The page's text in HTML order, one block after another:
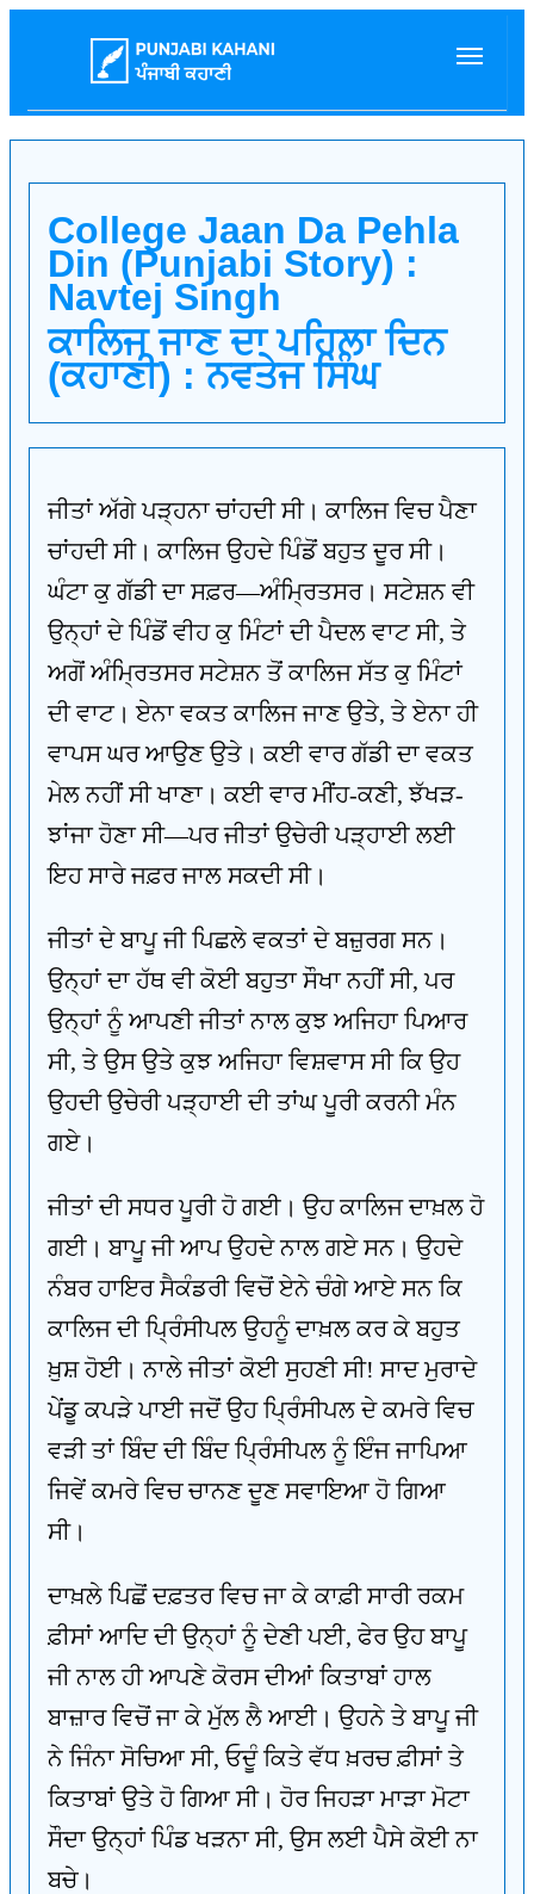
College Jaan Da Pehla
Din (Punjabi Story) :
Navtej Singh
ਕਾਲਿਜ ਜਾਣ ਦਾ ਪਹਿਲਾ ਦਿਨ
(ਕਹਾਣੀ) : ਨਵਤੇਜ ਸਿੰਘ
ਜੀਤਾਂ ਅੱਗੇ ਪੜ੍ਹਨਾ ਚਾਂਹਦੀ ਸੀ। ਕਾਲਿਜ ਵਿਚ ਪੈਣਾ
ਚਾਂਹਦੀ ਸੀ। ਕਾਲਿਜ ਉਹਦੇ ਪਿੰਡੋਂ ਬਹੁਤ ਦੂਰ ਸੀ।
ਘੰਟਾ ਕੁ ਗੱਡੀ ਦਾ ਸਫ਼ਰ—ਅੰਮ੍ਰਿਤਸਰ। ਸਟੇਸ਼ਨ ਵੀ
ਉਨ੍ਹਾਂ ਦੇ ਪਿੰਡੋਂ ਵੀਹ ਕੁ ਮਿੰਟਾਂ ਦੀ ਪੈਦਲ ਵਾਟ ਸੀ, ਤੇ
ਅਗੋਂ ਅੰਮ੍ਰਿਤਸਰ ਸਟੇਸ਼ਨ ਤੋਂ ਕਾਲਿਜ ਸੱਤ ਕੁ ਮਿੰਟਾਂ
ਦੀ ਵਾਟ। ਏਨਾ ਵਕਤ ਕਾਲਿਜ ਜਾਣ ਉਤੇ, ਤੇ ਏਨਾ ਹੀ
ਵਾਪਸ ਘਰ ਆਉਣ ਉਤੇ। ਕਈ ਵਾਰ ਗੱਡੀ ਦਾ ਵਕਤ
ਮੇਲ ਨਹੀਂ ਸੀ ਖਾਣਾ। ਕਈ ਵਾਰ ਮੀਂਹ-ਕਣੀ, ਝੱਖੜ-
ਝਾਂਜਾ ਹੋਣਾ ਸੀ—ਪਰ ਜੀਤਾਂ ਉਚੇਰੀ ਪੜ੍ਹਾਈ ਲਈ
ਇਹ ਸਾਰੇ ਜਫ਼ਰ ਜਾਲ ਸਕਦੀ ਸੀ।
ਜੀਤਾਂ ਦੇ ਬਾਪੂ ਜੀ ਪਿਛਲੇ ਵਕਤਾਂ ਦੇ ਬਜ਼ੁਰਗ ਸਨ।
ਉਨ੍ਹਾਂ ਦਾ ਹੱਥ ਵੀ ਕੋਈ ਬਹੁਤਾ ਸੌਖਾ ਨਹੀਂ ਸੀ, ਪਰ
ਉਨ੍ਹਾਂ ਨੂੰ ਆਪਣੀ ਜੀਤਾਂ ਨਾਲ ਕੁਝ ਅਜਿਹਾ ਪਿਆਰ
ਸੀ, ਤੇ ਉਸ ਉਤੇ ਕੁਝ ਅਜਿਹਾ ਵਿਸ਼ਵਾਸ ਸੀ ਕਿ ਉਹ
ਉਹਦੀ ਉਚੇਰੀ ਪੜ੍ਹਾਈ ਦੀ ਤਾਂਘ ਪੂਰੀ ਕਰਨੀ ਮੰਨ
ਗਏ।
ਜੀਤਾਂ ਦੀ ਸਧਰ ਪੂਰੀ ਹੋ ਗਈ। ਉਹ ਕਾਲਿਜ ਦਾਖ਼ਲ ਹੋ
ਗਈ। ਬਾਪੂ ਜੀ ਆਪ ਉਹਦੇ ਨਾਲ ਗਏ ਸਨ। ਉਹਦੇ
ਨੰਬਰ ਹਾਇਰ ਸੈਕੰਡਰੀ ਵਿਚੋਂ ਏਨੇ ਚੰਗੇ ਆਏ ਸਨ ਕਿ
ਕਾਲਿਜ ਦੀ ਪ੍ਰਿੰਸੀਪਲ ਉਹਨੂੰ ਦਾਖ਼ਲ ਕਰ ਕੇ ਬਹੁਤ
ਖ਼ੁਸ਼ ਹੋਈ। ਨਾਲੇ ਜੀਤਾਂ ਕੋਈ ਸੁਹਣੀ ਸੀ! ਸਾਦ ਮੁਰਾਦੇ
ਪੇਂਡੂ ਕਪੜੇ ਪਾਈ ਜਦੋਂ ਉਹ ਪ੍ਰਿੰਸੀਪਲ ਦੇ ਕਮਰੇ ਵਿਚ
ਵੜੀ ਤਾਂ ਬਿੰਦ ਦੀ ਬਿੰਦ ਪ੍ਰਿੰਸੀਪਲ ਨੂੰ ਇੰਜ ਜਾਪਿਆ
ਜਿਵੇਂ ਕਮਰੇ ਵਿਚ ਚਾਨਣ ਦੂਣ ਸਵਾਇਆ ਹੋ ਗਿਆ
ਸੀ।
ਦਾਖ਼ਲੇ ਪਿਛੋਂ ਦਫ਼ਤਰ ਵਿਚ ਜਾ ਕੇ ਕਾਫ਼ੀ ਸਾਰੀ ਰਕਮ
ਫ਼ੀਸਾਂ ਆਦਿ ਦੀ ਉਨ੍ਹਾਂ ਨੂੰ ਦੇਣੀ ਪਈ, ਫੇਰ ਉਹ ਬਾਪੂ
ਜੀ ਨਾਲ ਹੀ ਆਪਣੇ ਕੋਰਸ ਦੀਆਂ ਕਿਤਾਬਾਂ ਹਾਲ
ਬਾਜ਼ਾਰ ਵਿਚੋਂ ਜਾ ਕੇ ਮੁੱਲ ਲੈ ਆਈ। ਉਹਨੇ ਤੇ ਬਾਪੂ ਜੀ
ਨੇ ਜਿੰਨਾ ਸੋਚਿਆ ਸੀ, ਓਦੂੰ ਕਿਤੇ ਵੱਧ ਖ਼ਰਚ ਫ਼ੀਸਾਂ ਤੇ
ਕਿਤਾਬਾਂ ਉਤੇ ਹੋ ਗਿਆ ਸੀ। ਹੋਰ ਜਿਹੜਾ ਮਾੜਾ ਮੋਟਾ
ਸੌਦਾ ਉਨ੍ਹਾਂ ਪਿੰਡ ਖੜਨਾ ਸੀ, ਉਸ ਲਈ ਪੈਸੇ ਕੋਈ ਨਾ
ਬਚੇ।